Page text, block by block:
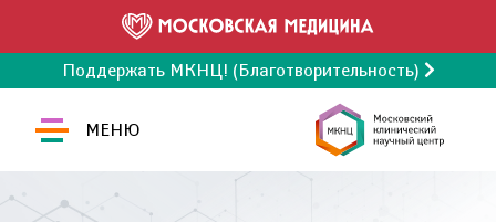
Поддержать МКНЦ! (Благотворительность)
МЕНЮ